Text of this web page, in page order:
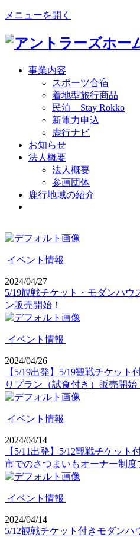
メニューを開く
事業内容
スポーツ合宿
着地型旅行商品
民泊 Stay Rokko
新電力申込
鹿行ナビ
お知らせ
法人概要
法人概要
参画団体
鹿行地域の紹介
イベント情報
2024/04/27
5/19観戦チケット・モダンハウ
ン販売開始！
イベント情報
2024/04/26
【5/19出発】5/19観戦チケッ
りプラン（試食付き）販売開始
イベント情報
2024/04/14
【5/11出発】5/12観戦チケット
市でのさつまいもオーナー制度
イベント情報
2024/04/14
5/12観戦チケット付きモダンハ